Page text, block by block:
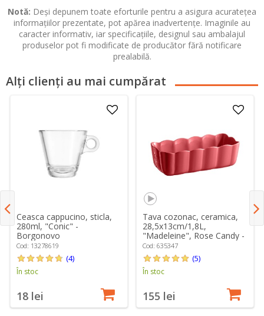
Notă: Deși depunem toate eforturile pentru a asigura acuratețea
informațiilor prezentate, pot apărea inadvertențe. Imaginile au
caracter informativ, iar specificațiile, designul sau ambalajul
produselor pot fi modificate de producător fără notificare
prealabilă.
Alți clienți au mai cumpărat
Ceasca cappucino, sticla,
280ml, "Conic" -
Borgonovo
Cod: 13278619
(4)
În stoc
18 lei
Tava cozonac, ceramica,
28,5x13cm/1,8L,
"Madeleine", Rose Candy -
Emile Henry
Cod: 635347
(5)
În stoc
155 lei